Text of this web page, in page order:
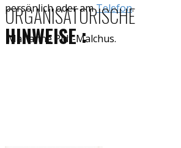
persönlich oder amTelefon.
Marianne Pidt-Malchus.
ORGANISATORISCHE
HINWEISE :